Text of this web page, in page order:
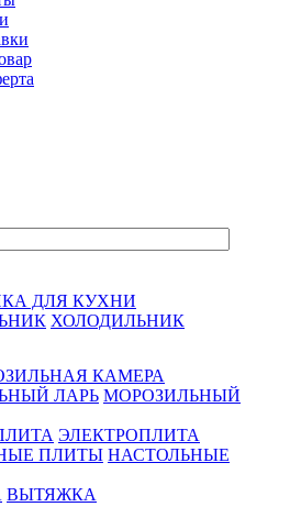
ДЛЯ КУХНИ
ХОЛОДИЛЬНИК
КАМЕРА
МОРОЗИЛЬНЫЙ
ЭЛЕКТРОПЛИТА
НАСТОЛЬНЫЕ
ВЫТЯЖКА